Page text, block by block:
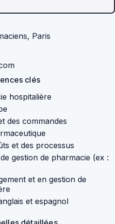
Paris
clés
hospitalière
des commandes
et des processus
gestion de pharmacie (ex :
et en gestion de
et espagnol